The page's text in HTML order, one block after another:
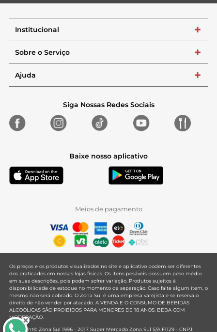
Institucional +
Sobre o Serviço +
Ajuda +
Siga Nossas Redes Sociais
Baixe nosso aplicativo
Meios de pagamento
Os preços e os produtos visualizados no site e aplicativo podem ser diferentes
dos praticados em nossas lojas físicas. Os itens pesáveis possuem peso médio
em suas descrições, pois podem sofrer variação. Produtos sujeitos à
disponibilidade de estoque no momento da separação. Caso falte algum item, o
mesmo não será cobrado. O Zona Sul é uma empresa varejista e se reserva o
direito de não vender por atacado. A VENDA E O CONSUMO DE BEBIDAS
ALCOÓLICAS SÃO PROIBIDOS PARA MENORES DE 18 ANOS. BEBA COM
MODERAÇÃO.
Copyright© Zona Sul 1996 - 2017 Super Mercado Zona Sul S/A F1129 - CNPJ: